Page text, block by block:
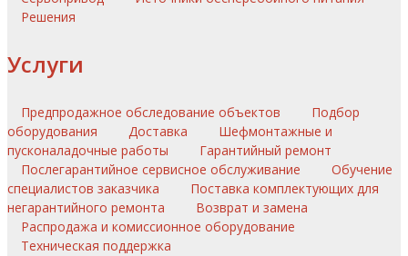
Решения
Услуги
Предпродажное обследование объектов
Подбор
оборудования
Доставка
Шефмонтажные и
пусконаладочные работы
Гарантийный ремонт
Послегарантийное сервисное обслуживание
Обучение
специалистов заказчика
Поставка комплектующих для
негарантийного ремонта
Возврат и замена
Распродажа и комиссионное оборудование
Техническая поддержка